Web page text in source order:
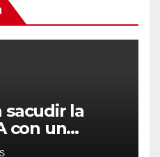
sacudir la
con un
trabajar